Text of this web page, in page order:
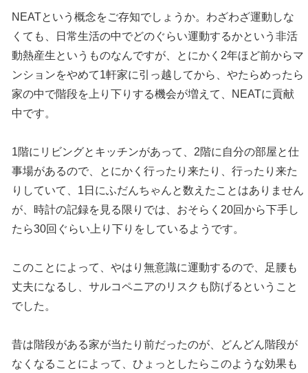
NEATという概念をご存知でしょうか。わざわざ運動しな
くても、日常生活の中でどのぐらい運動するかという非活
動熱産生というものなんですが、とにかく2年ほど前からマ
ンションをやめて1軒家に引っ越してから、やたらめったら
家の中で階段を上り下りする機会が増えて、NEATに貢献
中です。
1階にリビングとキッチンがあって、2階に自分の部屋と仕
事場があるので、とにかく行ったり来たり、行ったり来た
りしていて、1日にふだんちゃんと数えたことはありません
が、時計の記録を見る限りでは、おそらく20回から下手し
たら30回ぐらい上り下りをしているようです。
このことによって、やはり無意識に運動するので、足腰も
丈夫になるし、サルコペニアのリスクも防げるということ
でした。
昔は階段がある家が当たり前だったのが、どんどん階段が
なくなることによって、ひょっとしたらこのような効果も